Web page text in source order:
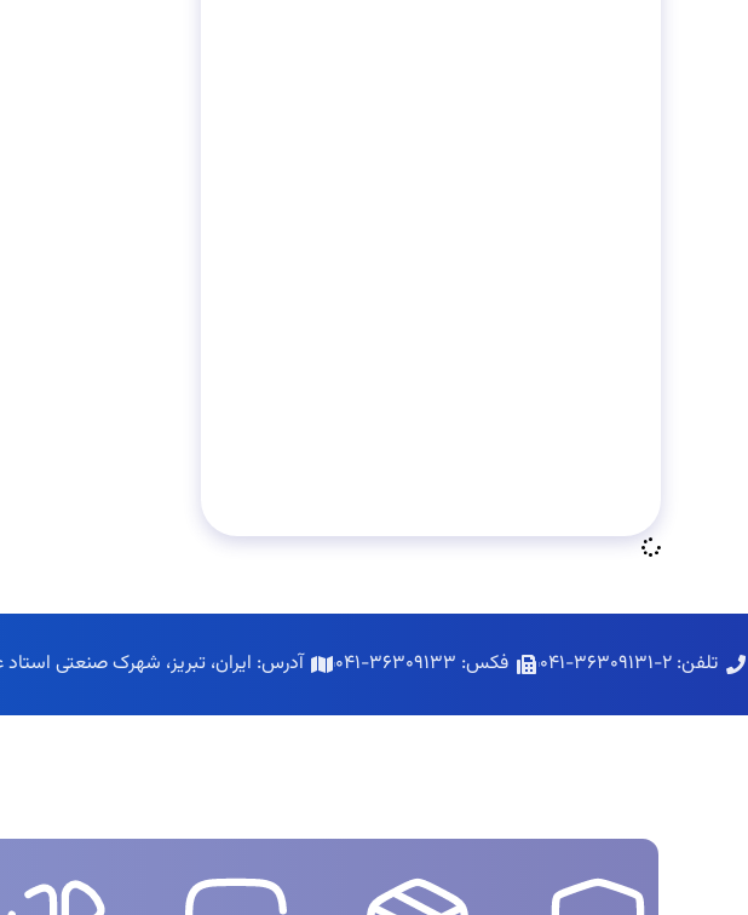
تلفن: ۲-۳۶۳۰۹۱۳۱-۰۴۱ فکس: ۳۶۳۰۹۱۳۳-۰۴۱ آدرس: ایران، تبریز، شهرک صنعتی